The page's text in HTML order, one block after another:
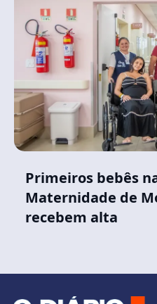
Primeiros bebês
Maternidade de
recebem alta